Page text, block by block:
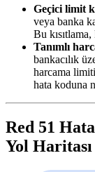
Geçici limit
veya banka
Bu
Tanımlı
bankacılık
harcama
hata koduna
Red 51
Yol Haritası